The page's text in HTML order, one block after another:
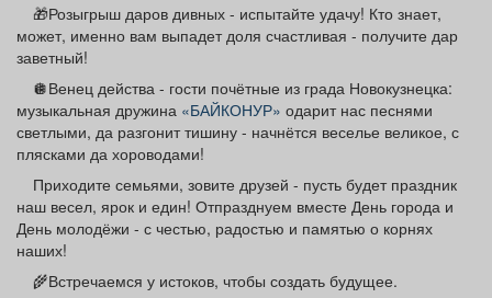
🎁Розыгрыш даров дивных - испытайте удачу! Кто знает,
может, именно вам выпадет доля счастливая - получите дар
заветный!
🪩Венец действа - гости почётные из града Новокузнецка:
музыкальная дружина «БАЙКОНУР» одарит нас песнями
светлыми, да разгонит тишину - начнётся веселье великое, с
плясками да хороводами!
Приходите семьями, зовите друзей - пусть будет праздник
наш весел, ярок и един! Отпразднуем вместе День города и
День молодёжи - с честью, радостью и памятью о корнях
наших!
🌾Встречаемся у истоков, чтобы создать будущее.